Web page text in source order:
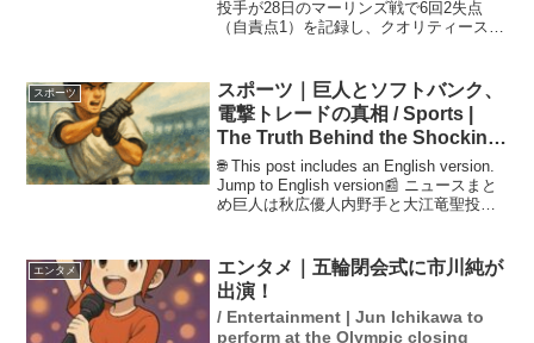
投手が28日のマーリンズ戦で6回2失点
（自責点1）を記録し、クオリティースタ
勝が3で止まり、大谷の好投が報われない
結果となりました...
スポーツ
スポーツ｜巨人とソフトバンク、
電撃トレードの真相 / Sports |
The Truth Behind the Shocking
Trade Between the Giants and
SoftBank
🌐 This post includes an English version.
Jump to English version📰 ニュースまと
め巨人は秋広優人内野手と大江竜聖投手
エンタメ
エンタメ｜五輪閉会式に市川純が
出演！
/ Entertainment | Jun Ichikawa to
perform at the Olympic closing